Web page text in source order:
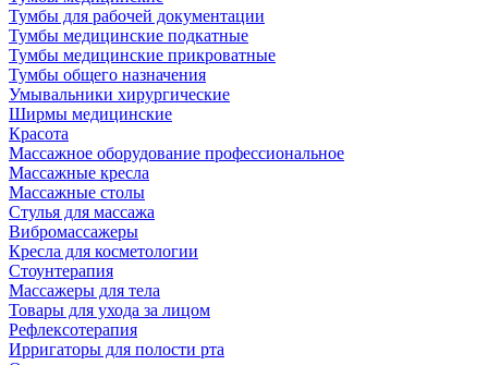
Тумбы для рабочей документации
Тумбы медицинские подкатные
Тумбы медицинские прикроватные
Тумбы общего назначения
Умывальники хирургические
Ширмы медицинские
Красота
Массажное оборудование профессиональное
Массажные кресла
Массажные столы
Стулья для массажа
Вибромассажеры
Кресла для косметологии
Стоунтерапия
Массажеры для тела
Товары для ухода за лицом
Рефлексотерапия
Ирригаторы для полости рта